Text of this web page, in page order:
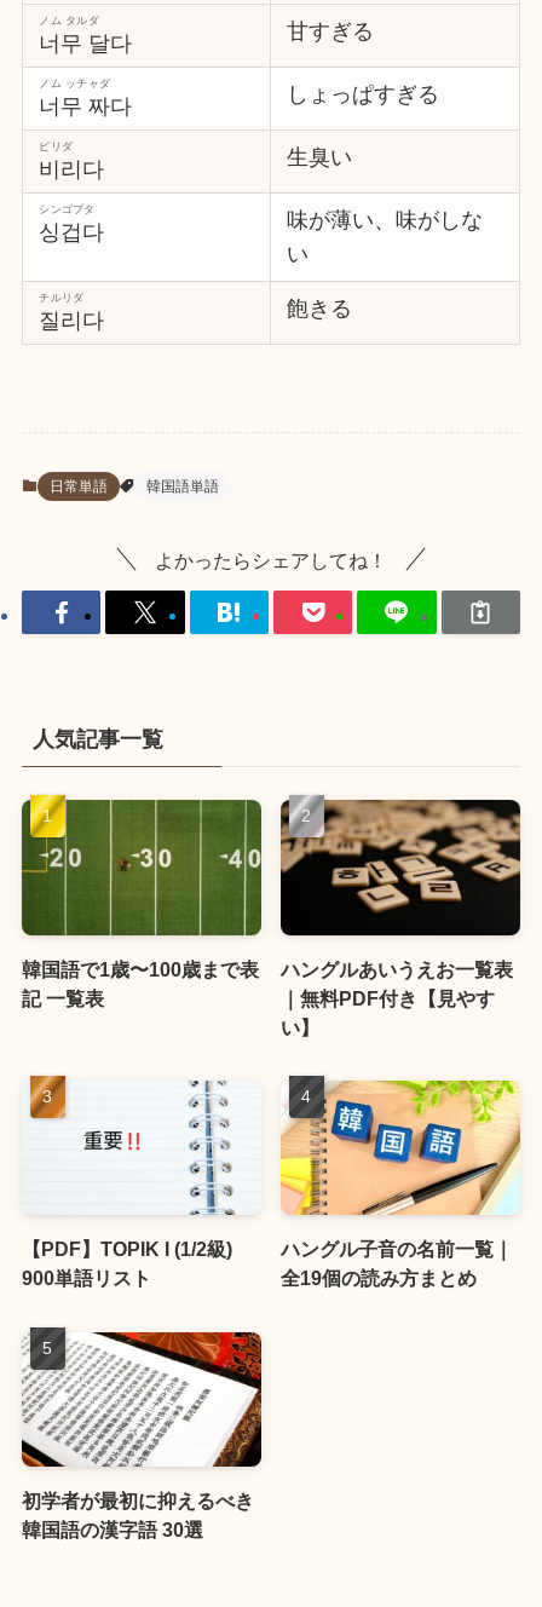
너무 달다
ノム タルダ 甘すぎる
너무 짜다
ノム ッチャダ しょっぱすぎる
비리다
ピリダ 生臭い
싱겁다
シンゴプタ
味が薄い、味がしな
い
질리다
チルリダ 飽きる
日常単語 韓国語単語
よかったらシェアしてね！
人気記事一覧
韓国語で1歳〜100歳まで表
記 一覧表
ハングルあいうえお一覧表
｜無料PDF付き【見やす
い】
【PDF】TOPIK I (1/2級)
900単語リスト
ハングル子音の名前一覧｜
全19個の読み方まとめ
初学者が最初に抑えるべき
韓国語の漢字語 30選